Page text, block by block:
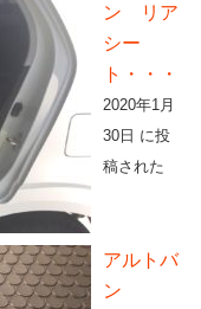
ン リア
シー
ト・・・
2020年1月
30日 に投
稿された
アルトバ
ン